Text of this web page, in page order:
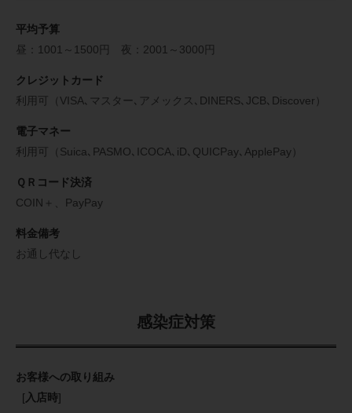
平均予算
昼：1001～1500円 夜：2001～3000円
クレジットカード
利用可（VISA､マスター､アメックス､DINERS､JCB､Discover）
電子マネー
利用可（Suica､PASMO､ICOCA､iD､QUICPay､ApplePay）
ＱＲコード決済
COIN＋、PayPay
料金備考
お通し代なし
感染症対策
お客様への取り組み
[入店時]